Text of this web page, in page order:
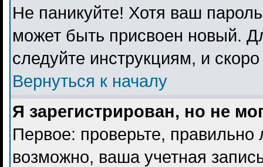
Не паникуйте! Хотя ваш
может быть присвоен новый.
следуйте инструкциям, и
Вернуться к началу
Я зарегистрирован, но не
Первое: проверьте,
возможно, ваша учетная